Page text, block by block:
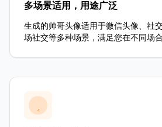
多场景适用，用途广泛
生成的帅哥头像适用于微信头像、社
场社交等多种场景，满足您在不同场